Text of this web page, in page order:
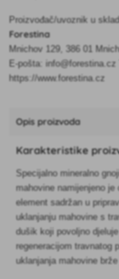
Proizvođač/uvoznik u
Forestina
Mnichov 129, 386 01
E-pošta: info@forestina.cz
https://www.forestina.cz
Opis proizvoda
Karakteristike
Specijalno mineralno
mahovine namijenjeno
element sadržan u
uklanjanju mahovine s
dušik koji povoljno
regeneracijom travnatog
uklanjanja mahovine